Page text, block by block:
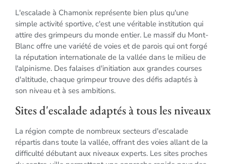
L'escalade à Chamonix représente bien plus qu'une
simple activité sportive, c'est une véritable institution qui
attire des grimpeurs du monde entier. Le massif du Mont-
Blanc offre une variété de voies et de parois qui ont forgé
la réputation internationale de la vallée dans le milieu de
l'alpinisme. Des falaises d'initiation aux grandes courses
d'altitude, chaque grimpeur trouve des défis adaptés à
son niveau et à ses ambitions.
Sites d'escalade adaptés à tous les niveaux
La région compte de nombreux secteurs d'escalade
répartis dans toute la vallée, offrant des voies allant de la
difficulté débutant aux niveaux experts. Les sites proches